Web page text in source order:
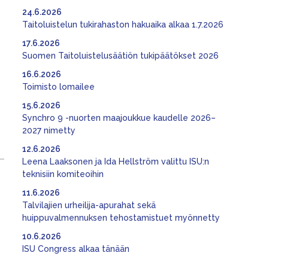
Taitoluistelun tukirahaston hakuaika alkaa 1.7.2026
24.6.2026
Suomen Taitoluistelusäätiön tukipäätökset 2026
17.6.2026
Toimisto lomailee
16.6.2026
Synchro 9 -nuorten maajoukkue kaudelle 2026–
2027 nimetty
15.6.2026
Leena Laaksonen ja Ida Hellström valittu ISU:n
teknisiin komiteoihin
12.6.2026
Talvilajien urheilija-apurahat sekä
huippuvalmennuksen tehostamistuet myönnetty
11.6.2026
ISU Congress alkaa tänään
10.6.2026